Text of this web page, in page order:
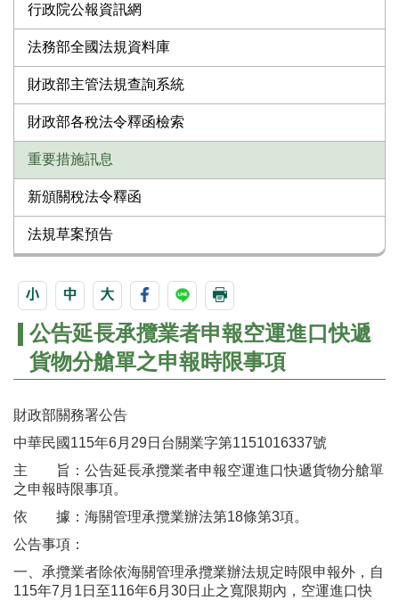
行政院公報資訊網
法務部全國法規資料庫
財政部主管法規查詢系統
財政部各稅法令釋函檢索
重要措施訊息
新頒關稅法令釋函
法規草案預告
公告延長承攬業者申報空運進口快遞
貨物分艙單之申報時限事項
財政部關務署公告
中華民國115年6月29日台關業字第1151016337號
主 旨：公告延長承攬業者申報空運進口快遞貨物分艙單
之申報時限事項。
依 據：海關管理承攬業辦法第18條第3項。
公告事項：
一、承攬業者除依海關管理承攬業辦法規定時限申報外，自
115年7月1日至116年6月30日止之寬限期內，空運進口快